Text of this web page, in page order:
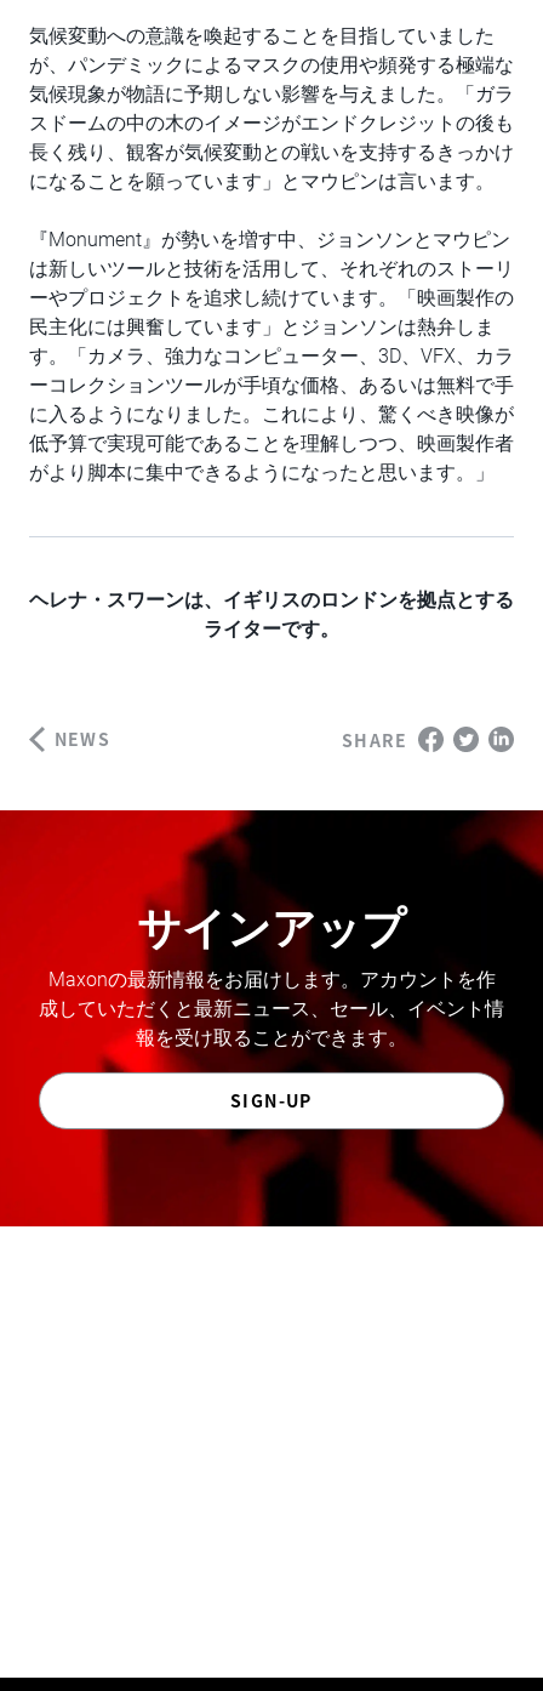
気候変動への意識を喚起することを目指していました
が、パンデミックによるマスクの使用や頻発する極端な
気候現象が物語に予期しない影響を与えました。「ガラ
スドームの中の木のイメージがエンドクレジットの後も
長く残り、観客が気候変動との戦いを支持するきっかけ
になることを願っています」とマウピンは言います。
『Monument』が勢いを増す中、ジョンソンとマウピン
は新しいツールと技術を活用して、それぞれのストーリ
ーやプロジェクトを追求し続けています。「映画製作の
民主化には興奮しています」とジョンソンは熱弁しま
す。「カメラ、強力なコンピューター、3D、VFX、カラ
ーコレクションツールが手頃な価格、あるいは無料で手
に入るようになりました。これにより、驚くべき映像が
低予算で実現可能であることを理解しつつ、映画製作者
がより脚本に集中できるようになったと思います。」
ヘレナ・スワーンは、イギリスのロンドンを拠点とする
ライターです。
NEWS SHARE
サインアップ
Maxonの最新情報をお届けします。アカウントを作
成していただくと最新ニュース、セール、イベント情
報を受け取ることができます。
SIGN-UP